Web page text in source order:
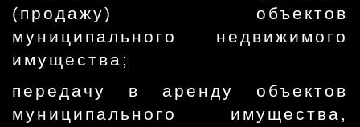
(продажу) объектов
муниципального недвижимого
имущества;
передачу в аренду объектов
муниципального имущества,